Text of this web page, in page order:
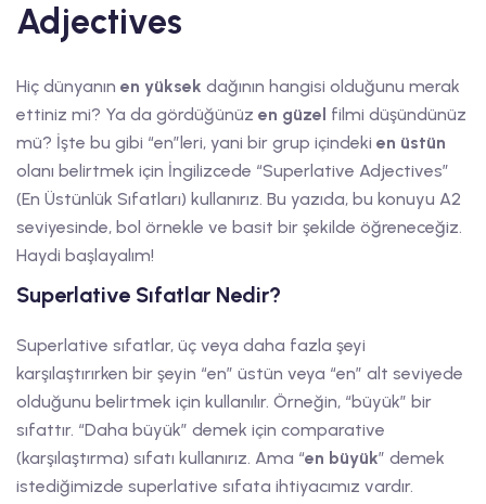
Adjectives
Hiç dünyanın en yüksek dağının hangisi olduğunu merak
ettiniz mi? Ya da gördüğünüz en güzel filmi düşündünüz
mü? İşte bu gibi “en”leri, yani bir grup içindeki en üstün
olanı belirtmek için İngilizcede “Superlative Adjectives”
(En Üstünlük Sıfatları) kullanırız. Bu yazıda, bu konuyu A2
seviyesinde, bol örnekle ve basit bir şekilde öğreneceğiz.
Haydi başlayalım!
Superlative Sıfatlar Nedir?
Superlative sıfatlar, üç veya daha fazla şeyi
karşılaştırırken bir şeyin “en” üstün veya “en” alt seviyede
olduğunu belirtmek için kullanılır. Örneğin, “büyük” bir
sıfattır. “Daha büyük” demek için comparative
(karşılaştırma) sıfatı kullanırız. Ama “en büyük” demek
istediğimizde superlative sıfata ihtiyacımız vardır.